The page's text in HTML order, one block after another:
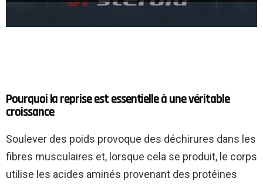
Pourquoi la reprise est essentielle à une véritable
croissance
Soulever des poids provoque des déchirures dans les
fibres musculaires et, lorsque cela se produit, le corps
utilise les acides aminés provenant des protéines